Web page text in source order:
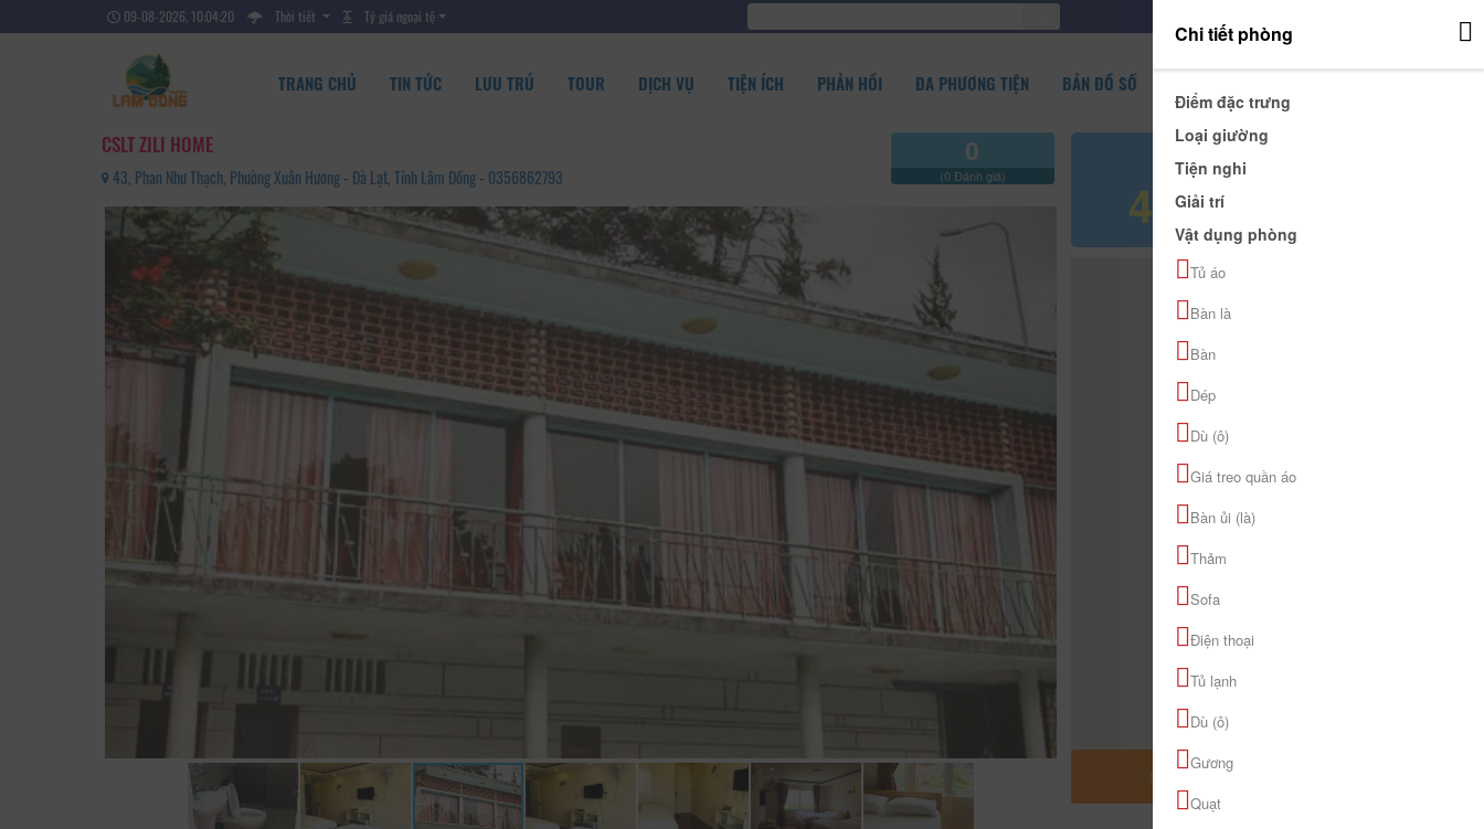
09-08-2026, 10:04:22 Thời tiết Tỷ giá ngoại tệ
TRANG CHỦ TIN TỨC LƯU TRÚ TOUR DỊCH VỤ TIỆN ÍCH PHẢN HỒI ĐA PHƯƠNG TIỆN BẢN ĐỒ SỐ
CSLT ZILI HOME
43, Phan Như Thạch, Phường Xuân Hương - Đà Lạt, Tỉnh Lâm Đồng - 0356862793
0
(0 Đánh giá) 400.000 đ
MỞ RỘNG BẢN ĐỒ
Chi tiết phòng
Điểm đặc trưng
Loại giường
Tiện nghi
Giải trí
Vật dụng phòng
Tủ áo
Bàn là
Bàn
Dép
Dù (ô)
Giá treo quần áo
Bàn ủi (là)
Thảm
Sofa
Điện thoại
Tủ lạnh
Dù (ô)
Gương
Quạt